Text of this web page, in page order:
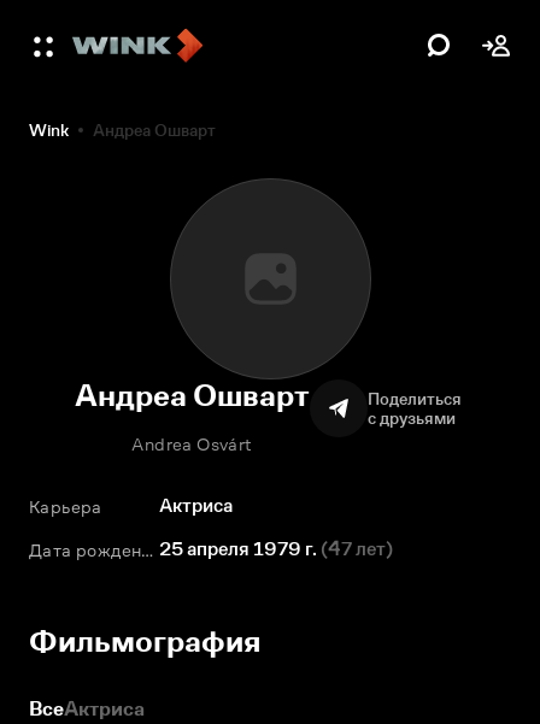
Wink Андреа Ошварт
Андреа Ошварт
Andrea Osvárt
Поделиться
с друзьями
Карьера Актриса
Дата рождения 25 апреля 1979 г. (47 лет)
Фильмография
ВсеАктриса